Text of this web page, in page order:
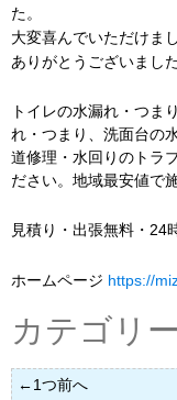
た。
大変喜んでいただけまし
ありがとうございました
トイレの水漏れ・つま
れ・つまり、洗面台の
道修理・水回りのトラ
ださい。地域最安値で
見積り・出張無料・24
ホームページ https://
カテゴリ